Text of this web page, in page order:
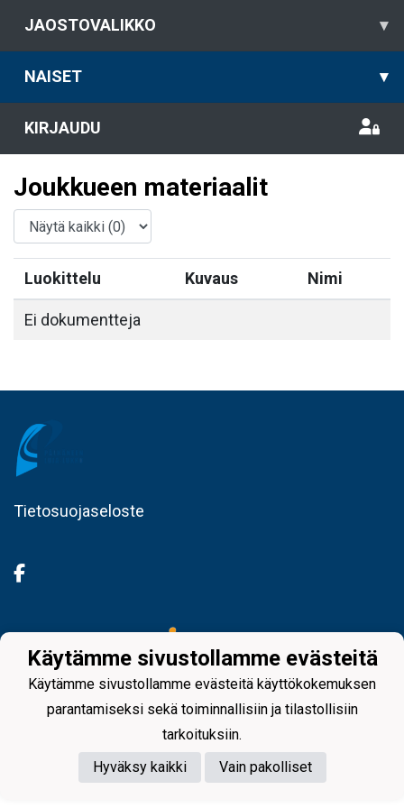
JAOSTOVALIKKO ▾
NAISET ▾
KIRJAUDU
Joukkueen materiaalit
Luokittelu Kuvaus Nimi
Ei dokumentteja
Tietosuojaseloste
Käytämme sivustollamme evästeitä
Käytämme sivustollamme evästeitä käyttökokemuksen
parantamiseksi sekä toiminnallisiin ja tilastollisiin
tarkoituksiin.
Hyväksy kaikki
Vain pakolliset